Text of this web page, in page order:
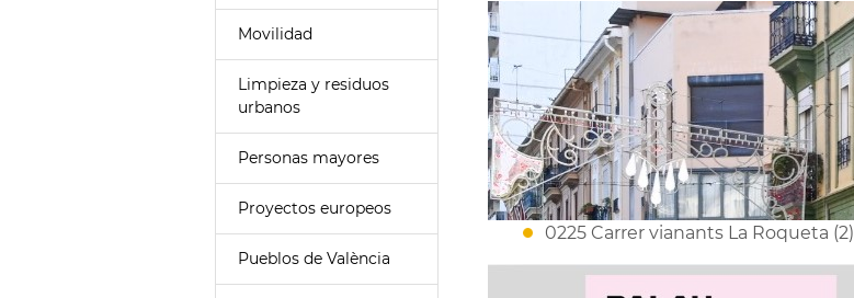
Movilidad
Limpieza y residuos
urbanos
Personas mayores
Proyectos europeos
Pueblos de València
0225 Carrer vianants La Roqueta (2)